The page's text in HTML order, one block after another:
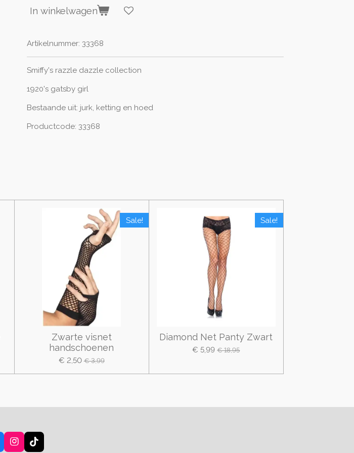
In winkelwagen
Artikelnummer: 33368
Smiffy's razzle dazzle collection
1920's gatsby girl
Bestaande uit: jurk, ketting en hoed
Productcode: 33368
Sale!
Zwarte visnet
handschoenen
€ 2,50 € 3,99
Sale!
Diamond Net Panty Zwart
€ 5,99 € 18,95
I
T